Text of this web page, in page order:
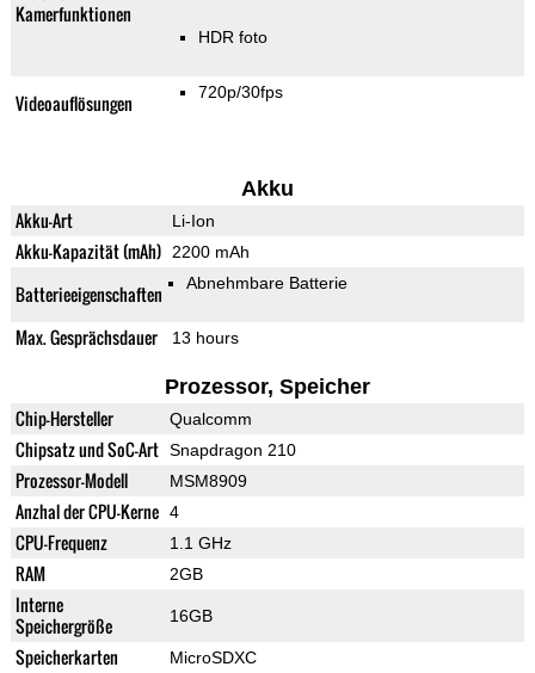
Kamerfunktionen
HDR foto
Videoauflösungen 720p/30fps
Akku
Akku-Art Li-Ion
Akku-Kapazität (mAh) 2200 mAh
Batterieeigenschaften Abnehmbare Batterie
Max. Gesprächsdauer 13 hours
Prozessor, Speicher
Chip-Hersteller Qualcomm
Chipsatz und SoC-Art Snapdragon 210
Prozessor-Modell MSM8909
Anzhal der CPU-Kerne 4
CPU-Frequenz 1.1 GHz
RAM 2GB
Interne
Speichergröße
16GB
Speicherkarten MicroSDXC